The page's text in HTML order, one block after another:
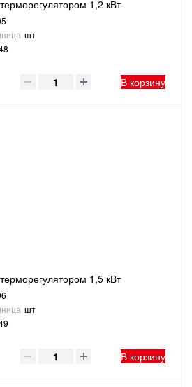
1,2 кВт
шт
В корзину
1,5 кВт
шт
В корзину